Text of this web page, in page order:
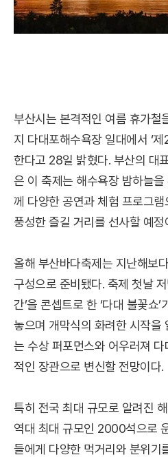
부산시는 본격적인 여름 휴가철
지 다대포해수욕장 일대에서 ‘
한다고 28일 밝혔다. 부산의 대
은 이 축제는 해수욕장 밤하늘
께 다양한 공연과 체험 프로그램
풍성한 즐길 거리를 선사할 예정
올해 부산바다축제는 지난해보
구성으로 준비됐다. 축제 첫날
간’을 콘셉트로 한 ‘다대 불꽃쇼
놓으며 개막식의 화려한 시작을
는 수상 퍼포먼스와 어우러져
적인 장관으로 변신할 전망이다.
특히 전국 최대 규모로 알려진 해
역대 최대 규모인 2000석으로
들에게 다양한 먹거리와 분위기